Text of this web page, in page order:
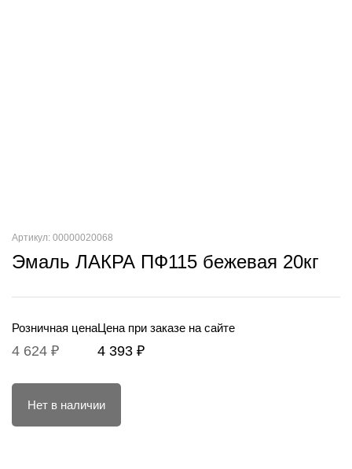
Артикул: 00000020068
Эмаль ЛАКРА ПФ115 бежевая 20кг
Розничная цена
4 624 ₽
Цена при заказе на сайте
4 393 ₽
Нет в наличии